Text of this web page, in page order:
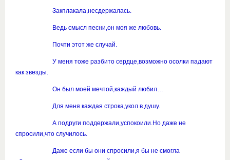
Закплакала,несдержалась.
Ведь смысл песни,он моя же любовь.
Почти этот же случай.
У меня тоже разбито сердце,возможно осолки падают
как звезды.
Он был моей мечтой,каждый любил…
Для меня каждая строка,укол в душу.
А подруги поддержали,успокоили.Но даже не
спросили,что случилось.
Даже если бы они спросили,я бы не смогла